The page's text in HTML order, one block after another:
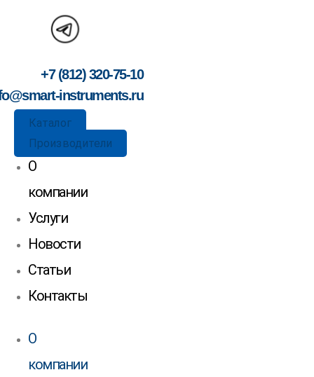
+7 (812) 320-75-10
instruments.ru
Каталог
Производители
О
компании
Услуги
Новости
Статьи
Контакты
О
компании